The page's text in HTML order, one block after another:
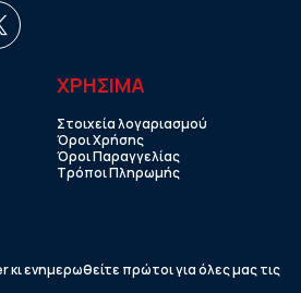
ΧΡHΣΙΜΑ
Στοιχεία λογαριασμού
Όροι Χρήσης
Όροι Παραγγελίας
Τρόποι Πληρωμής
ενημερωθείτε πρώτοι για όλες μας τις